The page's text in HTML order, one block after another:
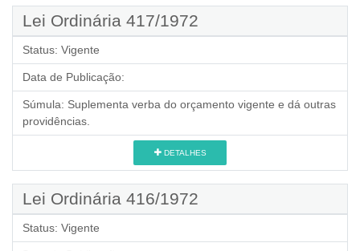
Lei Ordinária 417/1972
Status: Vigente
Data de Publicação:
Súmula: Suplementa verba do orçamento vigente e dá outras
providências.
DETALHES
Lei Ordinária 416/1972
Status: Vigente